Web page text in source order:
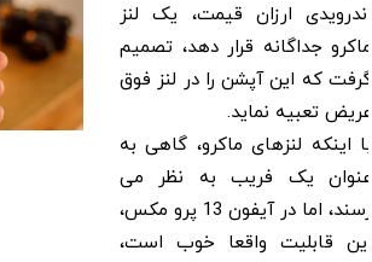
اندرویدی ارزان قیمت، یک لنز
ماکرو جداگانه قرار دهد، تصمیم
گرفت که این آپشن را در لنز فوق
عریض تعبیه نماید.
با اینکه لنزهای ماکرو، گاهی به
عنوان یک فریب به نظر می
رسند، اما در آیفون 13 پرو مکس،
این قابلیت واقعا خوب است،